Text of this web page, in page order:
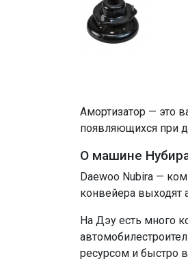
Амортизатор — это
появляющихся при
О машине
Daewoo Nubira —
конвейера выходят
На Дэу есть много
ресурсом и быстро